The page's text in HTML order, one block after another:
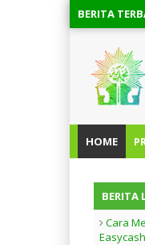
BERITA
HOME
BERITA
Cara
Easycash